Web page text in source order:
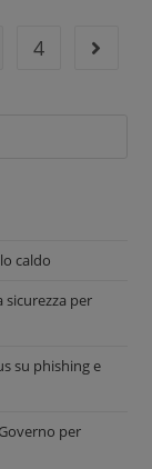
4
caldo
sicurezza per
su phishing e
per